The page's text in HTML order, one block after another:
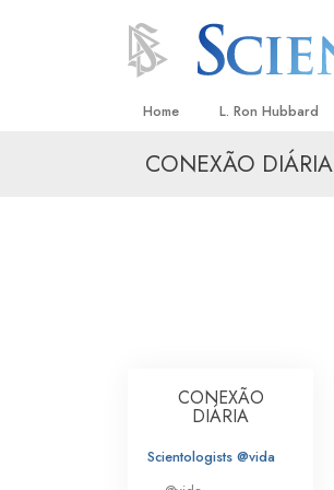
Home L. Ron Hubbard
CONEXÃO DIÁRIA
CONEXÃO
DIÁRIA
Scientologists @vida